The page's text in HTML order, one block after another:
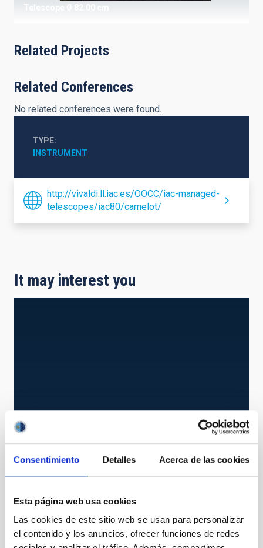
Consentimiento Detalles Acerca de las cookies
Esta página web usa cookies
Las cookies de este sitio web se usan para personalizar
el contenido y los anuncios, ofrecer funciones de redes
Telescope Ø 82.00 cm
Related Projects
Related Conferences
No related conferences were found.
TYPE
INSTRUMENT
http://vivaldi.ll.iac.es/OOCC/iac-managed-
telescopes/iac80/camelot/
It may interest you
SES
STELLA échelle spectrograph